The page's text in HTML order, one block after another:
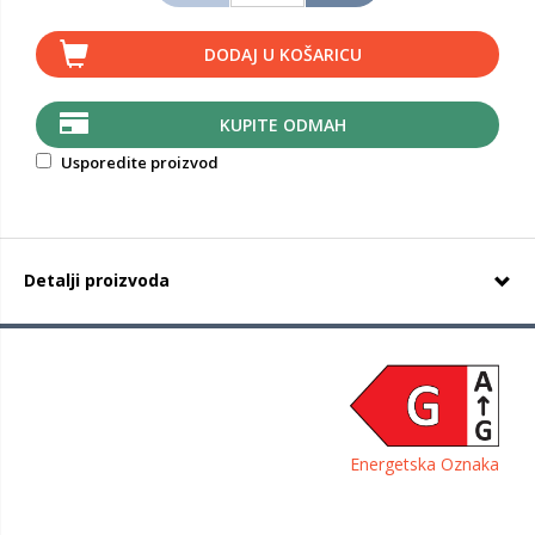
DODAJ U KOŠARICU
KUPITE ODMAH
Usporedite proizvod
Detalji proizvoda
Energetska Oznaka